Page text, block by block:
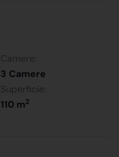
Camere:
3 Camere
Superficie:
110 m2